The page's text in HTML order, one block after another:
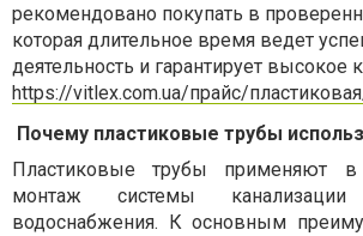
рекомендовано покупать в
которая длительное время ведет
деятельность и гарантирует высокое
https://vitlex.com.ua/прайс/
Почему пластиковые трубы
Пластиковые трубы применяют
монтаж системы
водоснабжения. К основным